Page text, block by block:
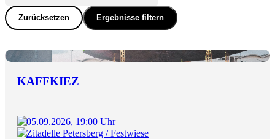
Zurücksetzen Ergebnisse filtern
KAFFKIEZ
05.09.2026, 19:00 Uhr
Zitadelle Petersberg / Festwiese